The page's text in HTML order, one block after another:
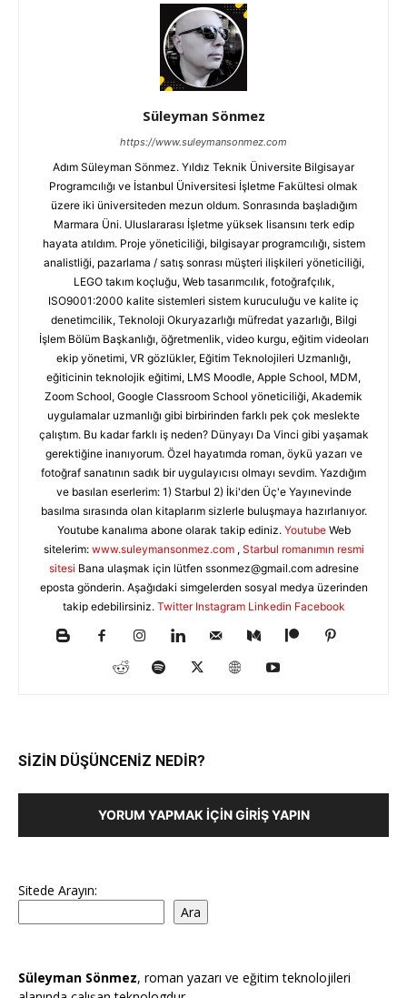
Süleyman Sönmez
https://www.suleymansonmez.com
Adım Süleyman Sönmez. Yıldız Teknik Üniversite Bilgisayar
Programcılığı ve İstanbul Üniversitesi İşletme Fakültesi olmak
üzere iki üniversiteden mezun oldum. Sonrasında başladığım
Marmara Üni. Uluslararası İşletme yüksek lisansını terk edip
hayata atıldım. Proje yöneticiliği, bilgisayar programcılığı, sistem
analistliği, pazarlama / satış sonrası müşteri ilişkileri yöneticiliği,
LEGO takım koçluğu, Web tasarımcılık, fotoğrafçılık,
ISO9001:2000 kalite sistemleri sistem kuruculuğu ve kalite iç
denetimcilik, Teknoloji Okuryazarlığı müfredat yazarlığı, Bilgi
İşlem Bölüm Başkanlığı, öğretmenlik, video kurgu, eğitim videoları
ekip yönetimi, VR gözlükler, Eğitim Teknolojileri Uzmanlığı,
eğiticinin teknolojik eğitimi, LMS Moodle, Apple School, MDM,
Zoom School, Google Classroom School yöneticiliği, Akademik
uygulamalar uzmanlığı gibi birbirinden farklı pek çok meslekte
çalıştım. Bu kadar farklı iş neden? Dünyayı Da Vinci gibi yaşamak
gerektiğine inanıyorum. Özel hayatımda roman, öykü yazarı ve
fotoğraf sanatının sadık bir uygulayıcısı olmayı sevdim. Yazdığım
ve basılan eserlerim: 1) Starbul 2) İki'den Üç'e Yayınevinde
basılma sırasında olan kitaplarım sizlerle buluşmaya hazırlanıyor.
Youtube kanalıma abone olarak takip ediniz. YoutubeWeb
sitelerim: www.suleymansonmez.com , Starbul romanımın resmi
sitesi Bana ulaşmak için lütfen ssonmez@gmail.comadresine
eposta gönderin. Aşağıdaki simgelerden sosyal medya üzerinden
takip edebilirsiniz. Twitter Instagram Linkedin Facebook
SİZİN DÜŞÜNCENİZ NEDİR?
YORUM YAPMAK İÇIN GIRIŞ YAPIN
Sitede Arayın:
Ara
Süleyman Sönmez, roman yazarı ve eğitim teknolojileri